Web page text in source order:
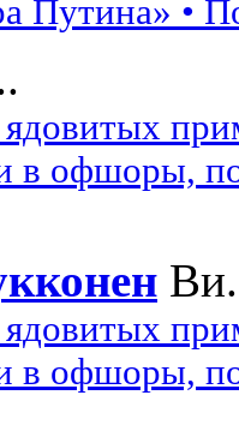
Путина» •
в офшоры,
в офшоры,